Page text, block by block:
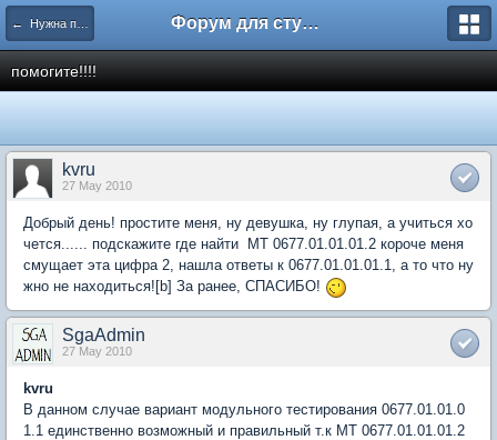
← Нужна помощь Форум для студента СГА
помогите!!!!
kvru
27 May 2010
Добрый день! простите меня, ну девушка, ну глупая, а учиться хо
чется...... подскажите где найти МТ 0677.01.01.01.2 короче меня
смущает эта цифра 2, нашла ответы к 0677.01.01.01.1, а то что ну
жно не находиться! [b] За ранее, СПАСИБО!
SgaAdmin
27 May 2010
kvru
В данном случае вариант модульного тестирования 0677.01.01.0
1.1 единственно возможный и правильный т.к МТ 0677.01.01.01.2